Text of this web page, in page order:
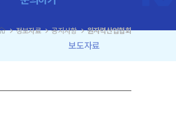
보도자료
navigate_next정보자료navigate_next공지사항navigate_next원자력산업협회